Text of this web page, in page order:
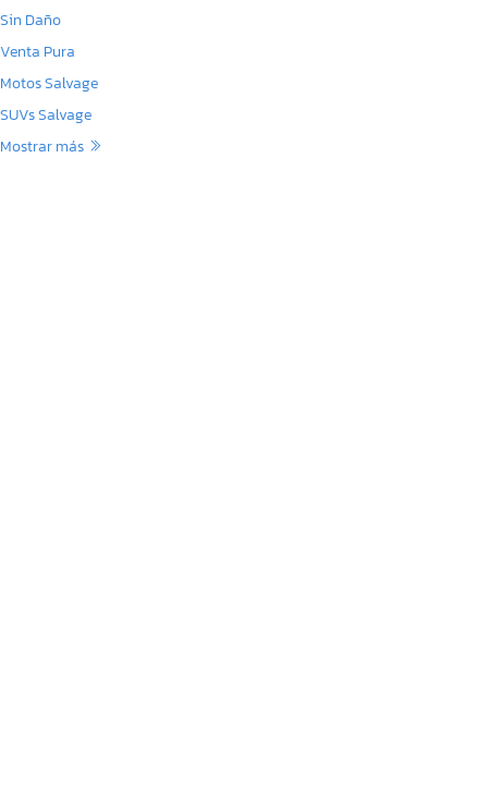
Sin Daño
Venta Pura
Motos Salvage
SUVs Salvage
Mostrar más